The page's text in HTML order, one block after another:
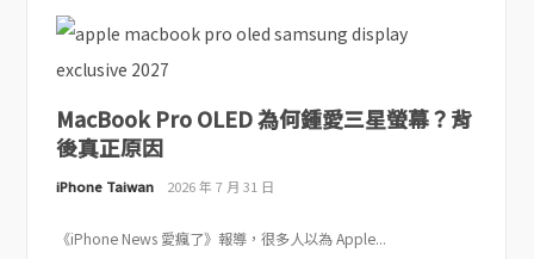
MacBook Pro OLED 為何鍾愛三星螢幕？背
後真正原因
iPhone Taiwan 2026 年 7 月 31 日
《iPhone News 愛瘋了》報導，很多人以為 Apple...